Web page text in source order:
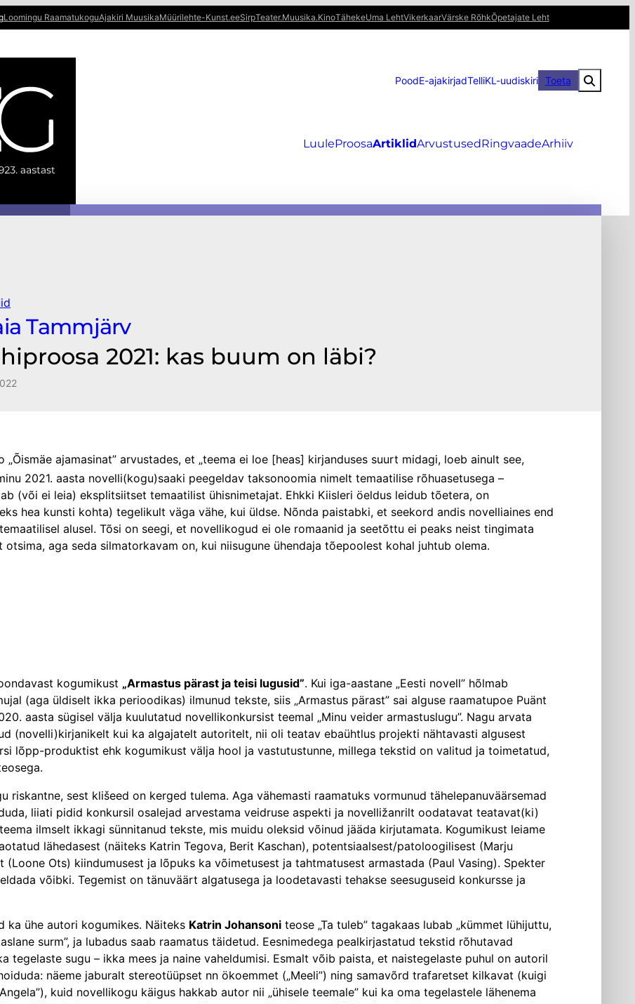
Loomingu RaamatukoguAjakiri MuusikaMüürilehte-Kunst.eeSirpTeater.Muusika.KinoTähekeUma LehtVikerkaarVärske RõhkÕpetajate Leht
PoodE-ajakirjadTelliKL-uudiskiri Toeta
LuuleProosaArtiklidArvustusedRingvaadeArhiiv
Tammjärv
2021: kas buum on läbi?
ajamasinat” arvustades, et „teema ei loe [heas] kirjanduses suurt midagi, loeb ainult see,
2021. aasta novelli(kogu)saaki peegeldav taksonoomia nimelt temaatilise rõhuasetusega –
(või ei leia) eksplitsiitset temaatilist ühisnimetajat. Ehkki Kiisleri öeldus leidub tõetera, on
hea kunsti kohta) tegelikult väga vähe, kui üldse. Nõnda paistabki, et seekord andis novelliaines end
alusel. Tõsi on seegi, et novellikogud ei ole romaanid ja seetõttu ei peaks neist tingimata
aga seda silmatorkavam on, kui niisugune ühendaja tõepoolest kohal juhtub olema.
kogumikust „Armastus pärast ja teisi lugusid”. Kui iga-aastane „Eesti novell” hõlmab
(aga üldiselt ikka perioodikas) ilmunud tekste, siis „Armastus pärast” sai alguse raamatupoe Puänt
aasta sügisel välja kuulutatud novellikonkursist teemal „Minu veider armastuslugu”. Nagu arvata
(novelli)kirjanikelt kui ka algajatelt autoritelt, nii oli teatav ebaühtlus projekti nähtavasti algusest
lõpp-produktist ehk kogumikust välja hool ja vastutustunne, millega tekstid on valitud ja toimetatud,
riskantne, sest klišeed on kerged tulema. Aga vähemasti raamatuks vormunud tähelepanuväärsemad
liiati pidid konkursil osalejad arvestama veidruse aspekti ja novelližanrilt oodatavat teatavat(ki)
ilmselt ikkagi sünnitanud tekste, mis muidu oleksid võinud jääda kirjutamata. Kogumikust leiame
lähedasest (näiteks Katrin Tegova, Berit Kaschan), potentsiaalsest/patoloogilisest (Marju
Ots) kiindumusest ja lõpuks ka võimetusest ja tahtmatusest armastada (Paul Vasing). Spekter
võibki. Tegemist on tänuväärt algatusega ja loodetavasti tehakse see­suguseid konkursse ja
ka ühe autori kogumikes. Näiteks Katrin Johansoni teose „Ta tuleb” tagakaas lubab „kümmet lühijuttu,
surm”, ja lubadus saab raamatus täidetud. Eesnimedega pealkirjastatud tekstid rõhutavad
tegelaste sugu – ikka mees ja naine vaheldumisi. Esmalt võib paista, et naistegelaste puhul on autoril
näeme jaburalt stereotüüpset nn ökoemmet („Meeli”) ning samavõrd trafaretset kilkavat (kuigi
kuid novellikogu käigus hakkab autor nii „ühisele teemale” kui ka oma tegelastele lähenema